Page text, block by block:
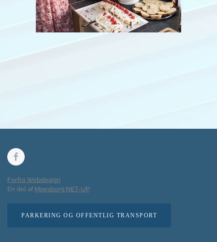
Forfra Webdesign
En del af Moesborg NET-UP
PARKERING OG OFFENTLIG TRANSPORT